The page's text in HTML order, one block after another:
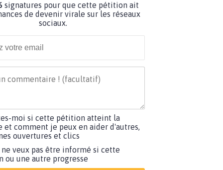
signatures pour que cette pétition ait
de devenir virale sur les réseaux
sociaux.
moi si cette pétition atteint la
et comment je peux en aider d'autres,
ouvertures et clics
ne veux pas être informé si cette
ou une autre progresse